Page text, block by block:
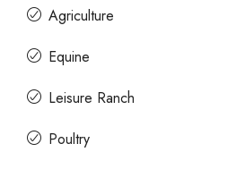
Agriculture
Equine
Leisure Ranch
Poultry